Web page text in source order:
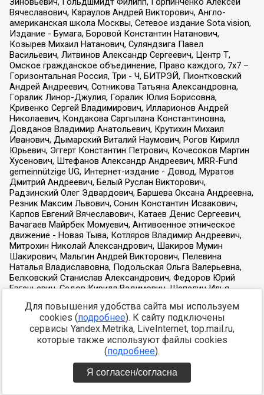
Для повышения удобства сайта мы используем
cookies (подробнее). К сайту подключены
сервисы Yandex.Metrika, LiveInternet, top.mail.ru,
которые также используют файлы cookies
(подробнее).
Я согласен/согласна